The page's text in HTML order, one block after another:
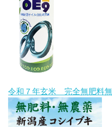
令和７年玄米 完全無肥料